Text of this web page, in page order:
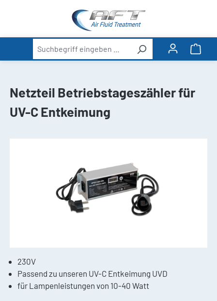
Netzteil Betriebstageszähler für
UV-C Entkeimung
230V
Passend zu unseren UV-C Entkeimung UVD
für Lampenleistungen von 10-40 Watt